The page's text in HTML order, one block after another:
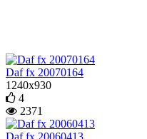
Daf fx 20070164
1240x930
4
2371
Daf fx 20060413